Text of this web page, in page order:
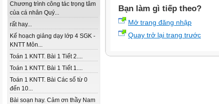
Chương trình công tác trọng tâm
của cá nhân Quý...
rất hay...
Kế hoạch giảng dạy lớp 4 SGK -
KNTT Môn...
Toán 1 KNTT. Bài 1 Tiết 2....
Toán 1 KNTT. Bài 1 Tiết 1....
Toán 1 KNTT. Bài Các số từ 0
đến 10...
Bài soạn hay. Cảm ơn thầy Nam
Bạn làm gì tiếp theo?
Mở trang đăng nhập
Quay trở lại trang trước